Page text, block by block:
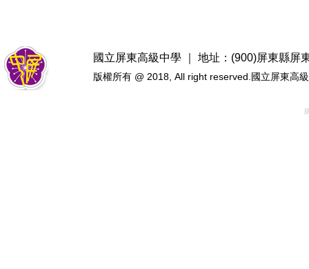
國立屏東高級中學 ｜ 地址：(900)屏東縣屏
版權所有 @ 2018, All right reserved.國立屏東高